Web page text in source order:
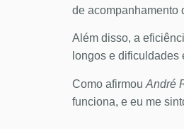
de acompanhamento
Além disso, a
longos e
Como afirmou André
funciona, e eu me